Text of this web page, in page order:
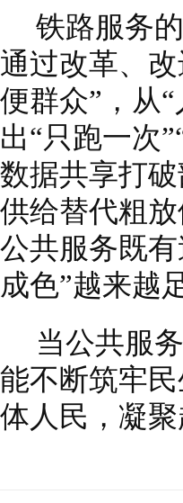
铁路服务
通过改革、
便群众”，从
出“只跑一次
数据共享打
供给替代粗
公共服务既
成色”越来越
当公共服
能不断筑牢
体人民，凝